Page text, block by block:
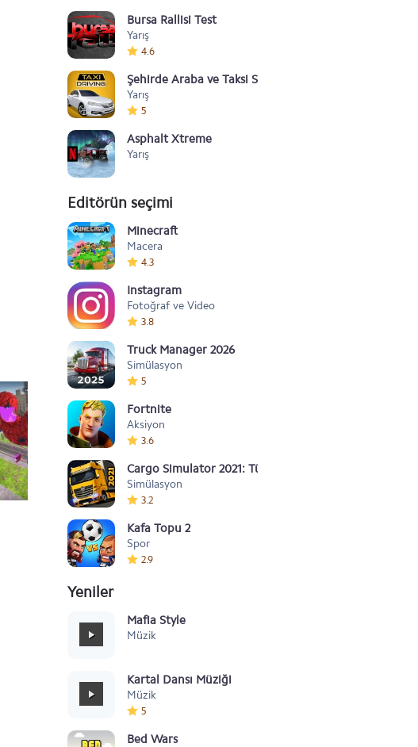
Bursa Rallisi Test
Yarış
4.6
Şehirde Araba ve Taksi Sürme Simülasyon Oyunu 2020
Yarış
5
Asphalt Xtreme
Yarış
Editörün seçimi
Minecraft
Macera
4.3
Instagram
Fotoğraf ve Video
3.8
Truck Manager 2026
Simülasyon
5
Fortnite
Aksiyon
3.6
Cargo Simulator 2021: Türkiye
Simülasyon
3.2
Kafa Topu 2
Spor
2.9
Yeniler
Mafia Style
Müzik
Kartal Dansı Müziği
Müzik
5
Bed Wars